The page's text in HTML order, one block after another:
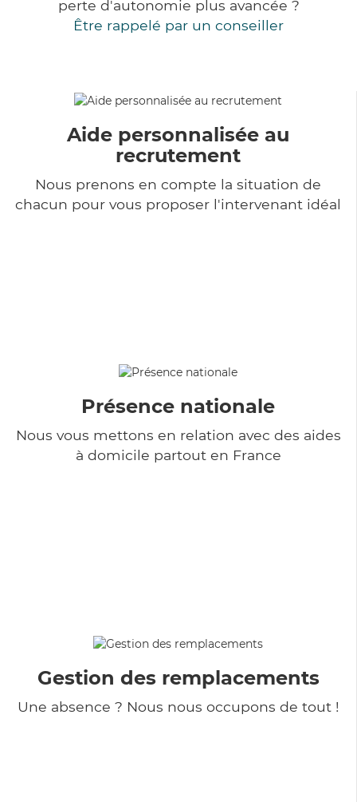
perte d'autonomie plus avancée ?
Être rappelé par un conseiller
Aide personnalisée au
recrutement
Nous prenons en compte la situation de
chacun pour vous proposer l'intervenant idéal
Présence nationale
Nous vous mettons en relation avec des aides
à domicile partout en France
Gestion des remplacements
Une absence ? Nous nous occupons de tout !